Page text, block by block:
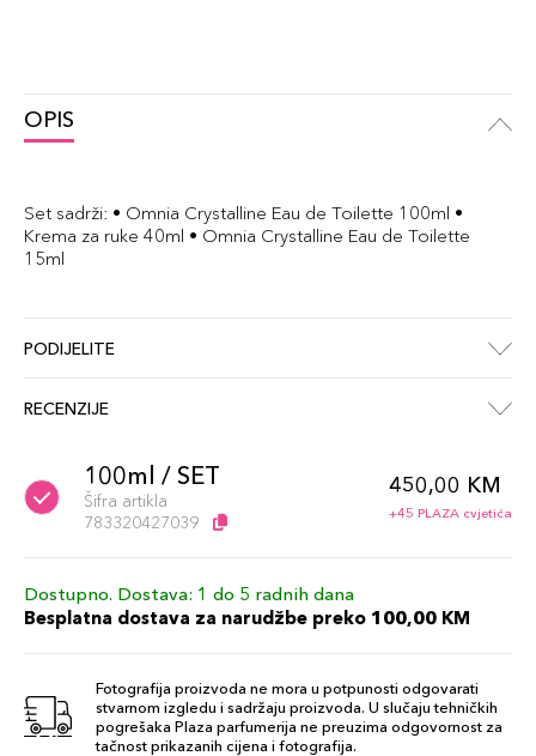
OPIS
Set sadrži: • Omnia Crystalline Eau de Toilette 100ml •
Krema za ruke 40ml • Omnia Crystalline Eau de Toilette
15ml
PODIJELITE
RECENZIJE
100ml / SET
Šifra artikla
783320427039
450,00 KM
+45 PLAZA cvjetića
Dostupno. Dostava: 1 do 5 radnih dana
Besplatna dostava za narudžbe preko 100,00 KM
Fotografija proizvoda ne mora u potpunosti odgovarati
stvarnom izgledu i sadržaju proizvoda. U slučaju tehničkih
pogrešaka Plaza parfumerija ne preuzima odgovornost za
tačnost prikazanih cijena i fotografija.